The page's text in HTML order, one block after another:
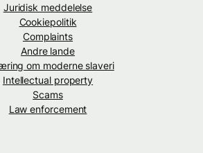
Juridisk meddelelse
Cookiepolitik
Complaints
Andre lande
om moderne slaveri
Intellectual property
Scams
Law enforcement